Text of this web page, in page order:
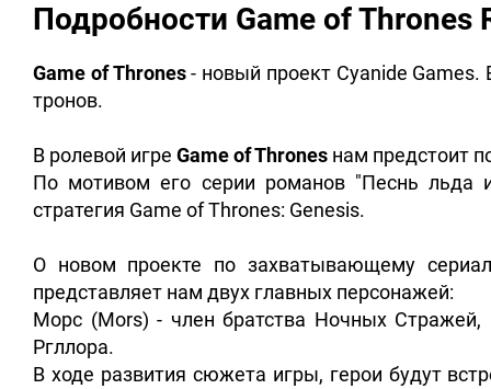
Подробности Game of Thrones
Game of Thrones- новый проект Cyanide Games.
тронов.
В ролевой игре Game of Thrones нам предстоит
По мотивом его серии романов "Песнь
стратегия Game of Thrones: Genesis.
О новом проекте по захватывающему
представляет нам двух главных персонажей:
Морс (Mors) - член братства Ночных
Ргллора.
В ходе развития сюжета игры, герои будут